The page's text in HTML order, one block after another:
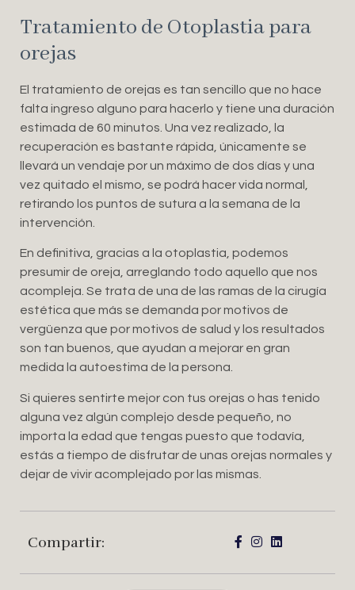
Tratamiento de Otoplastia para
orejas
El tratamiento de orejas es tan sencillo que no hace
falta ingreso alguno para hacerlo y tiene una duración
estimada de 60 minutos. Una vez realizado, la
recuperación es bastante rápida, únicamente se
llevará un vendaje por un máximo de dos días y una
vez quitado el mismo, se podrá hacer vida normal,
retirando los puntos de sutura a la semana de la
intervención.
En definitiva, gracias a la otoplastia, podemos
presumir de oreja, arreglando todo aquello que nos
acompleja. Se trata de una de las ramas de la cirugía
estética que más se demanda por motivos de
vergüenza que por motivos de salud y los resultados
son tan buenos, que ayudan a mejorar en gran
medida la autoestima de la persona.
Si quieres sentirte mejor con tus orejas o has tenido
alguna vez algún complejo desde pequeño, no
importa la edad que tengas puesto que todavía,
estás a tiempo de disfrutar de unas orejas normales y
dejar de vivir acomplejado por las mismas.
Compartir: